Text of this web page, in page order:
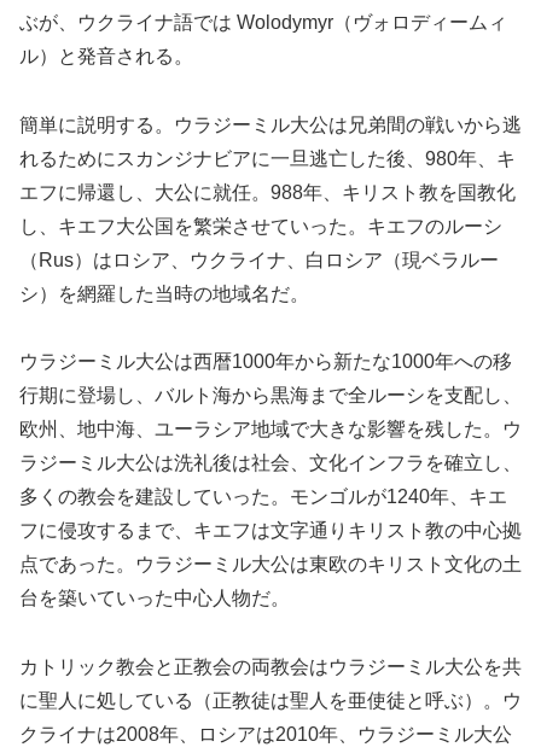
ぶが、ウクライナ語では Wolodymyr（ヴォロディームィ
ル）と発音される。
簡単に説明する。ウラジーミル大公は兄弟間の戦いから逃
れるためにスカンジナビアに一旦逃亡した後、980年、キ
エフに帰還し、大公に就任。988年、キリスト教を国教化
し、キエフ大公国を繁栄させていった。キエフのルーシ
（Rus）はロシア、ウクライナ、白ロシア（現ベラルー
シ）を網羅した当時の地域名だ。
ウラジーミル大公は西暦1000年から新たな1000年への移
行期に登場し、バルト海から黒海まで全ルーシを支配し、
欧州、地中海、ユーラシア地域で大きな影響を残した。ウ
ラジーミル大公は洗礼後は社会、文化インフラを確立し、
多くの教会を建設していった。モンゴルが1240年、キエ
フに侵攻するまで、キエフは文字通りキリスト教の中心拠
点であった。ウラジーミル大公は東欧のキリスト文化の土
台を築いていった中心人物だ。
カトリック教会と正教会の両教会はウラジーミル大公を共
に聖人に処している（正教徒は聖人を亜使徒と呼ぶ）。ウ
クライナは2008年、ロシアは2010年、ウラジーミル大公